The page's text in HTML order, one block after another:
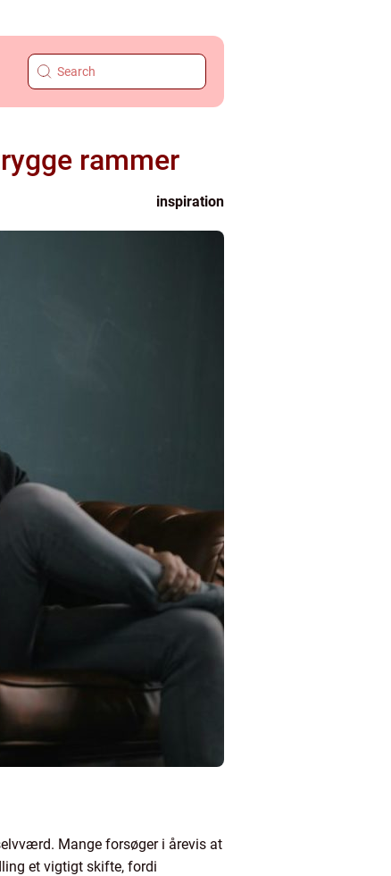
rammer
inspiration
Mange forsøger i årevis at
et vigtigt skifte, fordi